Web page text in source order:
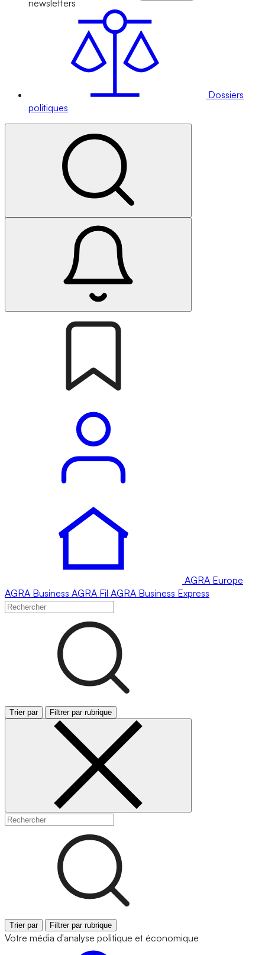
newsletters
Dossiers
politiques
AGRA Europe
AGRA Business AGRA Fil AGRA Business Express
Trier par Filtrer par rubrique
Trier par Filtrer par rubrique
Votre média d'analyse politique et économique